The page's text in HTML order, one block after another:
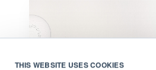
THIS WEBSITE USES COOKIES